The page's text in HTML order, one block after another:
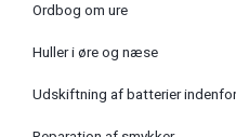
Ordbog om ure
Huller i øre og næse
Udskiftning af batterier